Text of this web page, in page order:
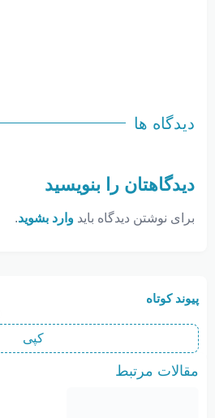
دیدگاه ها
دیدگاهتان را بنویسید
برای نوشتن دیدگاه باید وارد بشوید.
پیوند کوتاه
کپی
مقالات مرتبط